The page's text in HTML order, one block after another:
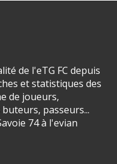
de l'eTG FC depuis
et statistiques des
de joueurs,
passeurs...
74 à l'evian